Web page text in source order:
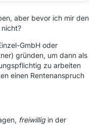
aber bevor ich mir den
nicht?
GmbH oder
gründen, um dann als
zu arbeiten
einen Rentenanspruch
freiwilligin der